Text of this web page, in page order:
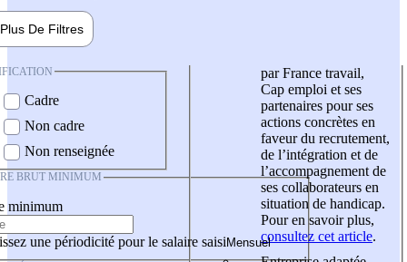
Plus De Filtres
Cadre
Non cadre
Non renseignée
BRUT MINIMUM
minimum
une périodicité pour le salaire saisi
par France travail,
Cap emploi et ses
partenaires pour ses
actions concrètes en
faveur du recrutement,
de l’intégration et de
l’accompagnement de
ses collaborateurs en
situation de handicap.
Pour en savoir plus,
consultez cet article.